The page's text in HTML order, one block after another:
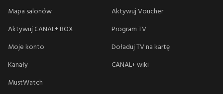
Mapa salonów
Aktywuj Voucher
Aktywuj CANAL+ BOX
Program TV
Moje konto
Doładuj TV na kartę
Kanały
CANAL+ wiki
MustWatch